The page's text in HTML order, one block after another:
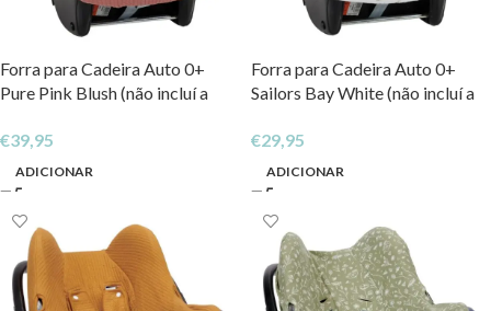
Forra para Cadeira Auto 0+
Pure Pink Blush (não incluí a
€39,95
ADICIONAR
Forra para Cadeira Auto 0+
Sailors Bay White (não incluí a
€29,95
ADICIONAR